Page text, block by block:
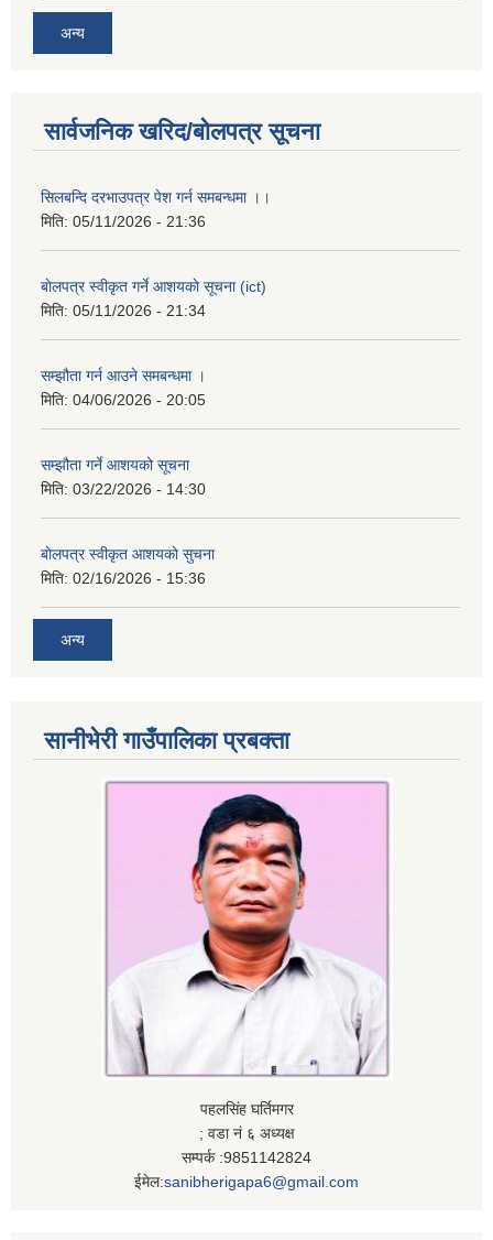
अन्य
सार्वजनिक खरिद/बोलपत्र सूचना
सिलबन्दि दरभाउपत्र पेश गर्न समबन्धमा ।।
मिति: 05/11/2026 - 21:36
बाेलपत्र स्वीकृत गर्ने आशयकाे सूचना (ict)
मिति: 05/11/2026 - 21:34
सम्झौता गर्न आउने समबन्धमा ।
मिति: 04/06/2026 - 20:05
सम्झौता गर्ने आशयको सूचना
मिति: 03/22/2026 - 14:30
बाेलपत्र स्वीकृत आशयकाे सुचना
मिति: 02/16/2026 - 15:36
अन्य
सानीभेरी गाउँपालिका प्रबक्ता
पहलसिंह घर्तिमगर
; वडा नं ६ अध्यक्ष
सम्पर्क :9851142824
ईमेल:sanibherigapa6@gmail.com